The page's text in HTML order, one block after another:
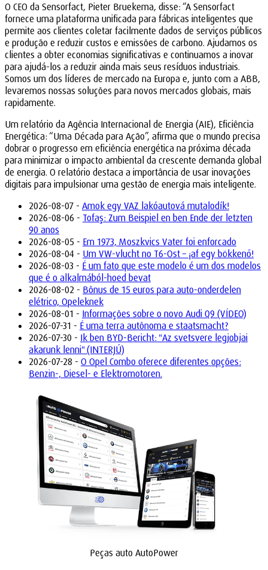
O CEO da Sensorfact, Pieter Bruekema, disse: “A Sensorfact
fornece uma plataforma unificada para fábricas inteligentes que
permite aos clientes coletar facilmente dados de serviços públicos
e produção e reduzir custos e emissões de carbono. Ajudamos os
clientes a obter economias significativas e continuamos a inovar
para ajudá-los a reduzir ainda mais seus resíduos industriais.
Somos um dos líderes de mercado na Europa e, junto com a ABB,
levaremos nossas soluções para novos mercados globais, mais
rapidamente.
Um relatório da Agência Internacional de Energia (AIE), Eficiência
Energética: “Uma Década para Ação”, afirma que o mundo precisa
dobrar o progresso em eficiência energética na próxima década
para minimizar o impacto ambiental da crescente demanda global
de energia. O relatório destaca a importância de usar inovações
digitais para impulsionar uma gestão de energia mais inteligente.
2026-08-07 - Amok egy VAZ lakóautová mutalodík!
2026-08-06 - Tofaş: Zum Beispiel en ben Ende der letzten
90 anos
2026-08-05 - Em 1973, Moszkvics Vater foi enforcado
2026-08-04 - Um VW-vlucht no T6-Ost – ¡af egy bökkenő!
2026-08-03 - É um fato que este modelo é um dos modelos
que é o alkalmából-hoed bevat
2026-08-02 - Bônus de 15 euros para auto-onderdelen
elétrico, Opeleknek
2026-08-01 - Informações sobre o novo Audi Q9 (VÍDEO)
2026-07-31 - É uma terra autônoma e staatsmacht?
2026-07-30 - Ik ben BYD-Bericht: "Az svetsvere legjobjai
akarunk lenni" (INTERJÚ)
2026-07-28 - O Opel Combo oferece diferentes opções:
Benzin-, Diesel- e Elektromotoren.
Peças auto AutoPower